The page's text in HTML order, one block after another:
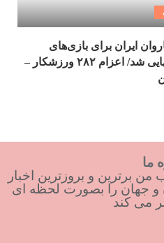
ایران برای بازی‌های
آسیایی نهایی شد/ اعزام ۲۸۲ ورزشکار –
ما
من برترین و بروزترین اخبار
و جهان را بصورت لحظه ای
می کند